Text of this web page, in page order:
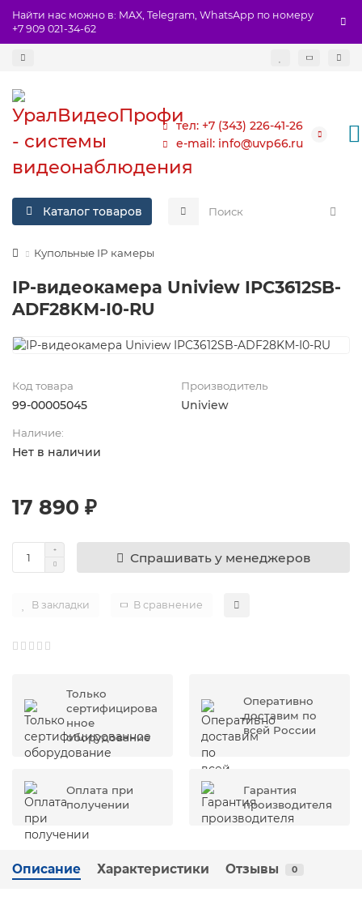
Найти нас можно в: MAX, Telegram, WhatsApp по номеру
+7 909 021-34-62
тел: +7 (343) 226-41-26
e-mail: info@uvp66.ru
Каталог товаров
Купольные IP камеры
IP-видеокамера Uniview IPC3612SB-
ADF28KM-I0-RU
Код товара
99-00005045
Производитель
Uniview
Наличие:
Нет в наличии
17 890 ₽
Спрашивать у менеджеров
В закладки В сравнение
Только
сертифицирова
нное
оборудование
Оперативно
доставим по
всей России
Оплата при
получении
Гарантия
производителя
Описание Характеристики Отзывы 0